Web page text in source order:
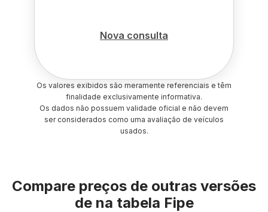
Nova consulta
Os valores exibidos são meramente referenciais e têm
finalidade exclusivamente informativa.
Os dados não possuem validade oficial e não devem
ser considerados como uma avaliação de veículos
usados.
Compare preços de outras versões
de na tabela Fipe